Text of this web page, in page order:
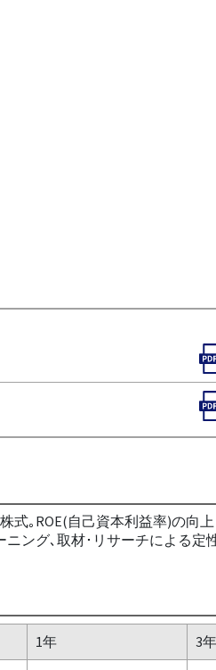
式｡ROE(自己資本利益率)の
ング､取材･リサーチによる
1年 3